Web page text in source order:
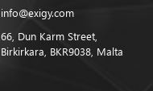
info@exigy.com
66, Dun Karm Street,
Birkirkara, BKR9038, Malta